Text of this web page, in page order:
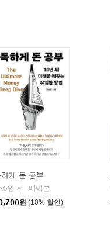
하게 돈 공부
연 저
메이븐
원 (10% 할인)